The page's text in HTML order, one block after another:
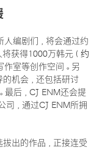
人编剧们，将会通过约
获得1000万韩元（ 约
作室等创作空间。另
的机会，还包括研讨
最后，CJ ENM还会提
司，通过CJ ENM所拥
出的作品，正接连受